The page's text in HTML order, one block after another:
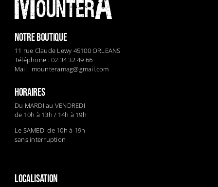
NOTRE BOUTIQUE
11 rue Claude Lewy 45100 ORLEANS
Téléphone : 02 34 32 49 66
Mail : mounteramag@gmail.com
HORAIRES
Du MARDI au VENDREDI
de 10h à 13h / 14h à 19h
Le SAMEDI de 10h à 19h
sans interruption
LOCALISATION